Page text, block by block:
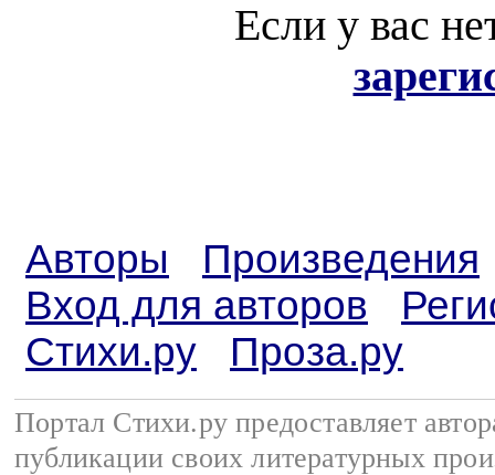
Если у вас
Авторы
Произведения
Вход для авторов
Стихи.ру
Проза.ру
Портал Стихи.ру предоставляет
публикации своих литературных